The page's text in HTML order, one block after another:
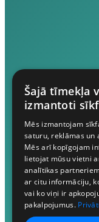
Šajā tīmekļa
izmantoti
Mēs izmantojam
saturu, reklāmas un
Mēs arī kopīgojam
lietojat mūsu vietni
analītikas
ar citu informāciju,
vai ko viņi ir
pakalpojumus.